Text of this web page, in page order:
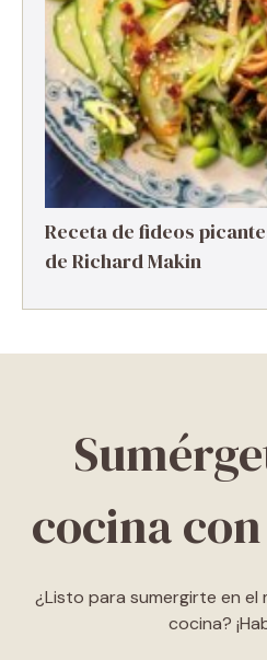
Receta de fideos
de Richard Makin
cocina
¿Listo para sumergirte en el
cocina?